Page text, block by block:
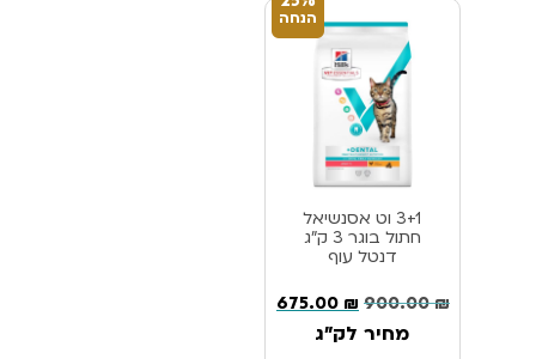
הנחה
3+1 וט אסנשיאל
חתול בוגר 3 ק”ג
דנטל עוף
900.00₪
675.00 ₪
מחיר לק"ג